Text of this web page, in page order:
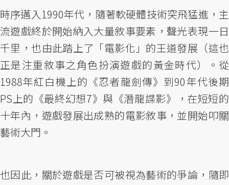
時序邁入1990年代，隨著軟硬體技術突飛猛進，主
流遊戲終於開始納入大量敘事要素，聲光表現一日
千里，也由此踏上了「電影化」的王道發展（這也
正是注重敘事之角色扮演遊戲的黃金時代）。從
1988年紅白機上的《忍者龍劍傳》到90年代後期
PS上的《最終幻想7》與《潛龍諜影》，在短短的
十年內，遊戲發展出成熟的電影敘事，並開始叩關
藝術大門。
也因此，關於遊戲是否可被視為藝術的爭論，隨即